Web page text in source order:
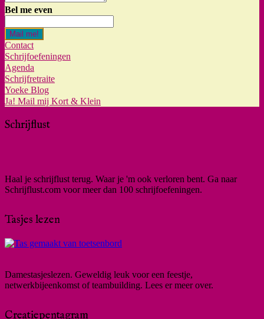
Bel me even
Mail me!
Contact
Schrijfoefeningen
Agenda
Schrijfretraite
Yoeke Blog
Ja! Mail mij Kort & Klein
Schrijflust
Haal je schrijflust terug. Waar je 'm ook verloren bent. Ga naar
Schrijflust.com voor meer dan 100 schrijfoefeningen.
Tasjes lezen
Damestasjeslezen. Geweldig leuk voor een feestje,
netwerkbijeenkomst of teambuilding. Lees er meer over.
Creatiepentagram